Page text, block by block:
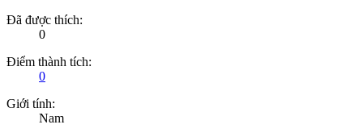
Đã được thích:
0
Điểm thành tích:
0
Giới tính:
Nam